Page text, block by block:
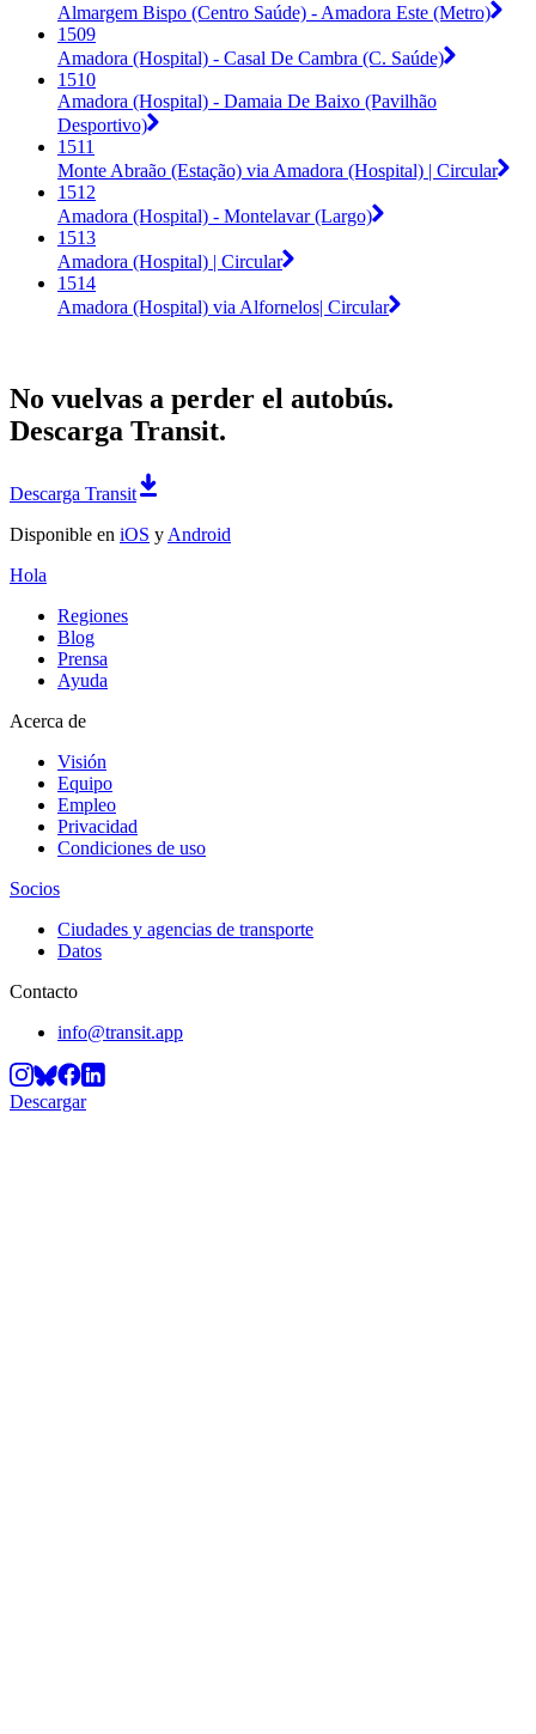
Almargem Bispo (Centro Saúde) - Amadora Este (Metro)
1509
Amadora (Hospital) - Casal De Cambra (C. Saúde)
1510
Amadora (Hospital) - Damaia De Baixo (Pavilhão
Desportivo)
1511
Monte Abraão (Estação) via Amadora (Hospital) | Circular
1512
Amadora (Hospital) - Montelavar (Largo)
1513
Amadora (Hospital) | Circular
1514
Amadora (Hospital) via Alfornelos| Circular
No vuelvas a perder el autobús.
Descarga Transit.
Descarga Transit
Disponible en iOS y Android
Hola
Regiones
Blog
Prensa
Ayuda
Acerca de
Visión
Equipo
Empleo
Privacidad
Condiciones de uso
Socios
Ciudades y agencias de transporte
Datos
Contacto
info@transit.app
Descargar